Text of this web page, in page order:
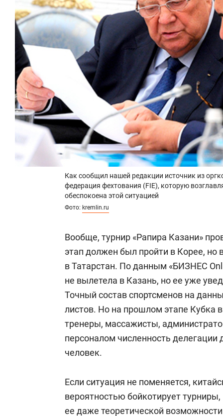
Как сообщил нашей редакции источник из
федерация фехтования (FIE), которую
обеспокоена этой ситуацией
Фото: kremlin.ru
Вообще, турнир «Рапира Казани»
этап должен был пройти в Корее, но
в Татарстан. По данным «БИЗНЕС
не вылетела в Казань, но ее уже
Точный состав спортсменов на
листов. Но на прошлом этапе Кубка
тренеры, массажисты,
персоналом численность
человек.
Если ситуация не поменяется,
вероятностью бойкотирует
ее даже теоретической